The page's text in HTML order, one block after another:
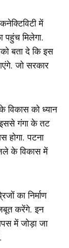
में
पहुंच मिलेगा.
बता दे कि इस
जो सरकार
विकास को ध्यान
इससे गंगा के तट
होगा. पटना
के विकास में
का निर्माण
करेंगे. इन
में जोड़ा जा